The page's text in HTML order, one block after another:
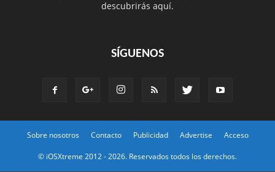
descubrirás aquí.
SÍGUENOS
Sobre nosotros Contacto Publicidad Advertise Acceso
© iOSXtreme 2012 -2026. Reservados todos los derechos.